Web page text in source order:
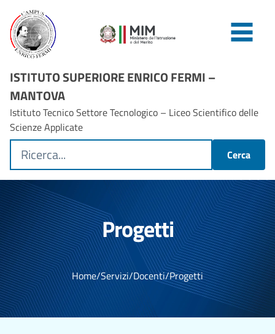
ISTITUTO SUPERIORE ENRICO FERMI –
MANTOVA
Istituto Tecnico Settore Tecnologico – Liceo Scientifico delle
Scienze Applicate
Cerca
Progetti
Home/Servizi/Docenti/Progetti